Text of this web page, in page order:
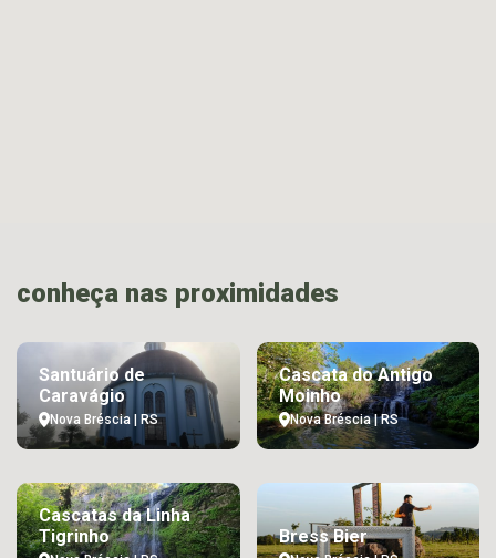
conheça nas proximidades
Santuário de
Caravágio
Nova Bréscia | RS
Cascata do Antigo
Moinho
Nova Bréscia | RS
Cascatas da Linha
Tigrinho
Bress Bier